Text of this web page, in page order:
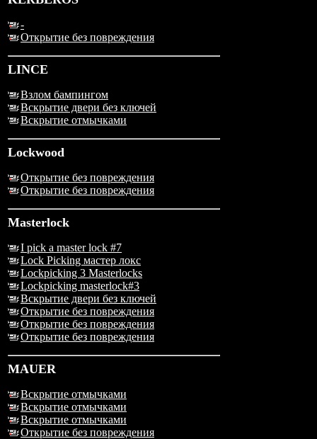
-
Открытие без повреждения
LINCE
Взлом бампингом
Вскрытие двери без ключей
Вскрытие отмычками
Lockwood
Открытие без повреждения
Открытие без повреждения
Masterlock
I pick a master lock #7
Lock Picking мастер локс
Lockpicking 3 Masterlocks
Lockpicking masterlock#3
Вскрытие двери без ключей
Открытие без повреждения
Открытие без повреждения
Открытие без повреждения
MAUER
Вскрытие отмычками
Вскрытие отмычками
Вскрытие отмычками
Открытие без повреждения